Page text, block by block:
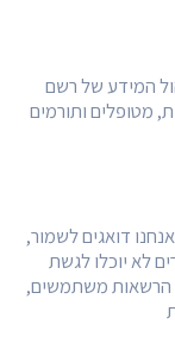
המידע של רשם
מטופלים ותורמים
דואגים לשמור,
לא יוכלו לגשת
הרשאות משתמשים,